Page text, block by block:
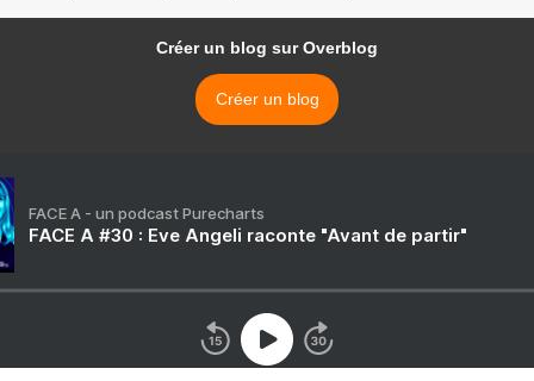
Créer un blog sur Overblog
Créer un blog
FACE A - un podcast Purecharts
FACE A #30 : Eve Angeli raconte "Avant de partir"